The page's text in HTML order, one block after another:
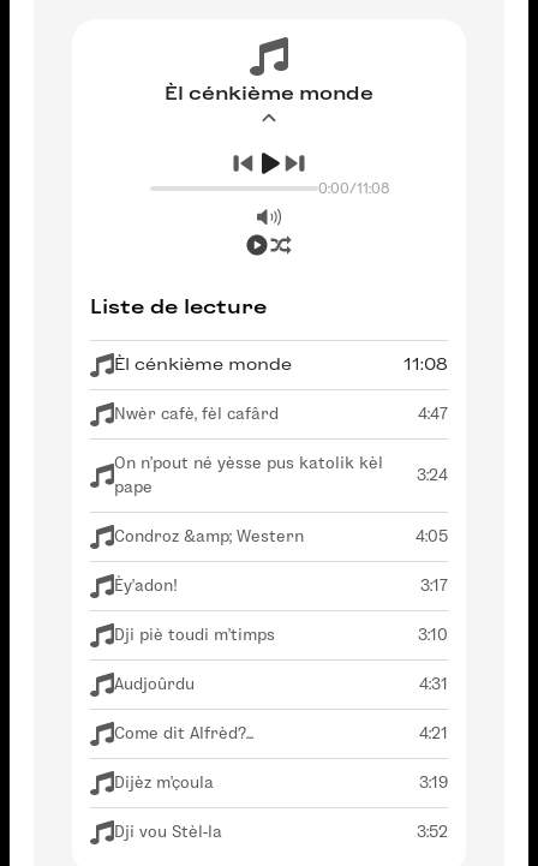
Èl cénkième monde
0:00/11:08
Liste de lecture
Èl cénkième monde 11:08
Nwèr cafè, fèl cafârd 4:47
On n'pout né yèsse pus katolik kèl
pape
3:24
Condroz &amp; Western 4:05
Èy'adon! 3:17
Dji piè toudi m'timps 3:10
Audjoûrdu 4:31
Come dit Alfrèd?... 4:21
Dijèz m'çoula 3:19
Dji vou Stèl-la 3:52